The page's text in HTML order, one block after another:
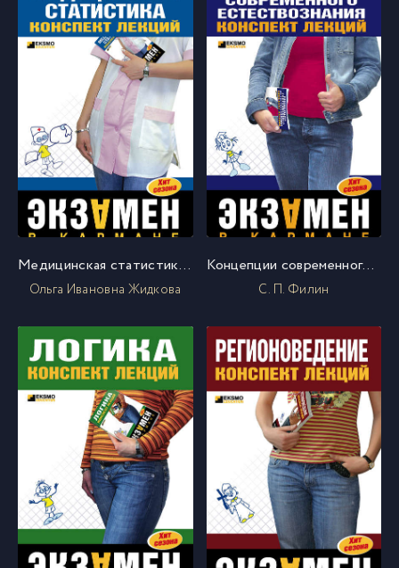
Медицинская статистика: конспект лекций
Ольга Ивановна Жидкова
Концепции современного естествознания: конспект лекций
С. П. Филин